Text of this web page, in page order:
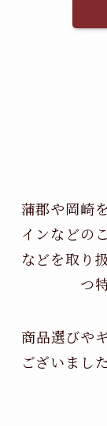
蒲郡や岡崎
インなどの
などを取り
つ
商品選びや
ございまし